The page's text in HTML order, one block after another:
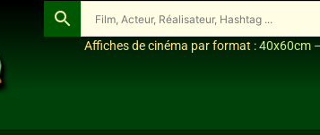
Affiches de cinéma par format :40x60cm –